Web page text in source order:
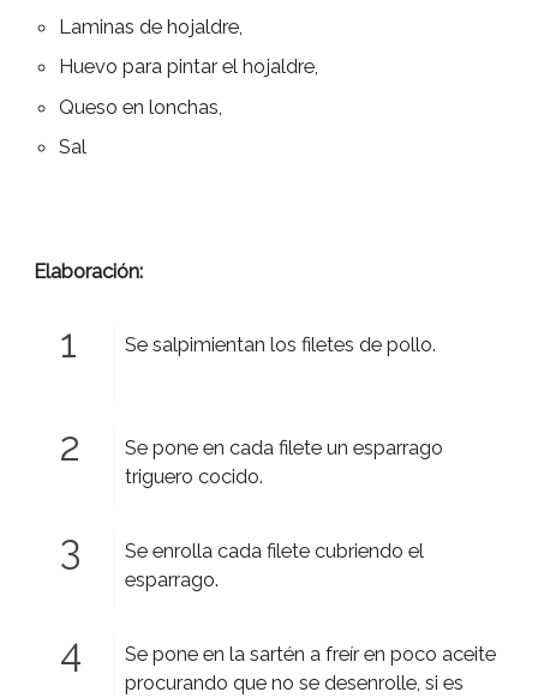
Laminas de hojaldre,
Huevo para pintar el hojaldre,
Queso en lonchas,
Sal
Elaboración:
Se salpimientan los filetes de pollo.
Se pone en cada filete un esparrago
triguero cocido.
Se enrolla cada filete cubriendo el
esparrago.
Se pone en la sartén a freír en poco aceite
procurando que no se desenrolle, si es